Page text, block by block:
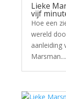
Lieke
vijf
Hoe een
wereld
aanleiding
Marsman....